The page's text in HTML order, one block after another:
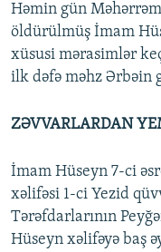
Həmin gün
öldürülmüş İmam
xüsusi mərasimlər
ilk dəfə məhz
ZƏVVARLARDAN
İmam Hüseyn 7-ci
xəlifəsi 1-ci Yezid
Tərəfdarlarının
Hüseyn xəlifəyə baş